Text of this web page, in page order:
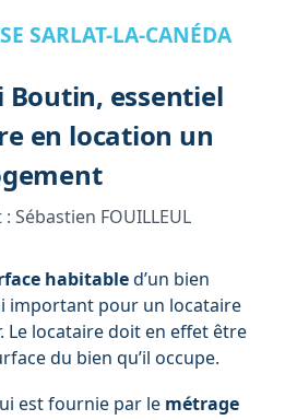
SARLAT-LA-CANÉDA
Boutin, essentiel
en location un
: Sébastien FOUILLEUL
habitabled’un bien
important pour un locataire
Le locataire doit en effet être
du bien qu’il occupe.
est fournie par le métrage